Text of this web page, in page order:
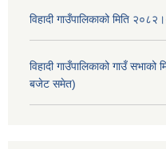
विहादी गाउँपालिकाको मिति
विहादी गाउँपालिकाको गाउँ
बजेट समेत)